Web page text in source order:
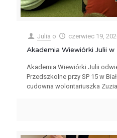
Julia o czerwiec 19,
Akademia Wiewiórki Julii w
Akademia Wiewiórki Julii
Przedszkolne przy SP 15 w
cudowna wolontariuszka Zuzia